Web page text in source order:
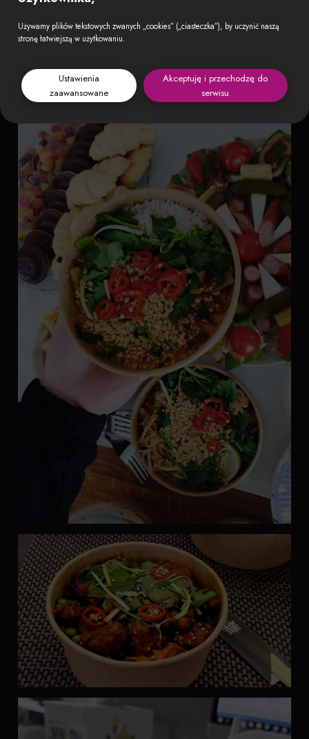
Używamy plików tekstowych zwanych „cookies” („ciasteczka”), by uczynić naszą
stronę łatwiejszą w użytkowaniu.
Ustawienia
zaawansowane
Akceptuję i przechodzę do
serwisu